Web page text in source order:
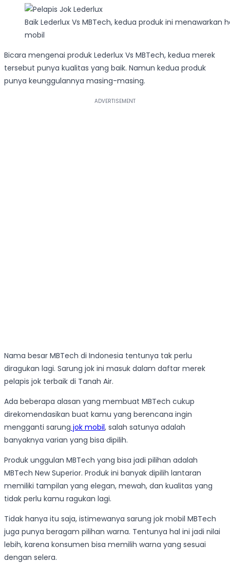
Baik Lederlux Vs MBTech, kedua produk ini
mobil
Bicara mengenai produk Lederlux Vs MBTech, kedua merek
tersebut punya kualitas yang baik. Namun kedua produk
punya keunggulannya masing-masing.
Nama besar MBTech di Indonesia tentunya tak perlu
diragukan lagi. Sarung jok ini masuk dalam daftar merek
pelapis jok terbaik di Tanah Air.
Ada beberapa alasan yang membuat MBTech cukup
direkomendasikan buat kamu yang berencana ingin
mengganti sarung jok mobil, salah satunya adalah
banyaknya varian yang bisa dipilih.
Produk unggulan MBTech yang bisa jadi pilihan adalah
MBTech New Superior. Produk ini banyak dipilih lantaran
memiliki tampilan yang elegan, mewah, dan kualitas yang
tidak perlu kamu ragukan lagi.
Tidak hanya itu saja, istimewanya sarung jok mobil MBTech
juga punya beragam pilihan warna. Tentunya hal ini jadi nilai
lebih, karena konsumen bisa memilih warna yang sesuai
dengan selera.